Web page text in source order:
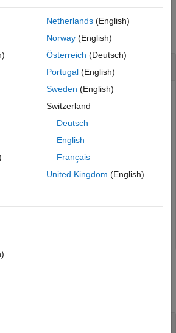
형과 값 유형으로 사전 만들기
"string","double"
Netherlands(English)
Norway(English)
Österreich (Deutsch)
Portugal(English)
Sweden (English)
Switzerland
Deutsch
English
Français
United Kingdom (English)